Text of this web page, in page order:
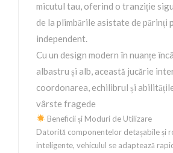
micutul tau, oferind o tranziție
de la plimbările asistate de părinți
independent.
Cu un design modern în nuanțe
albastru și alb, această jucărie
coordonarea, echilibrul și
vârste fragede
Beneficii și Moduri de Utilizare
Datorită componentelor detașabile și
inteligente, vehiculul se adaptează